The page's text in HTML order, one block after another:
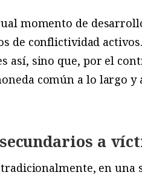
momento de
de conflictividad
así, sino que, por el
común a lo largo
a
en una